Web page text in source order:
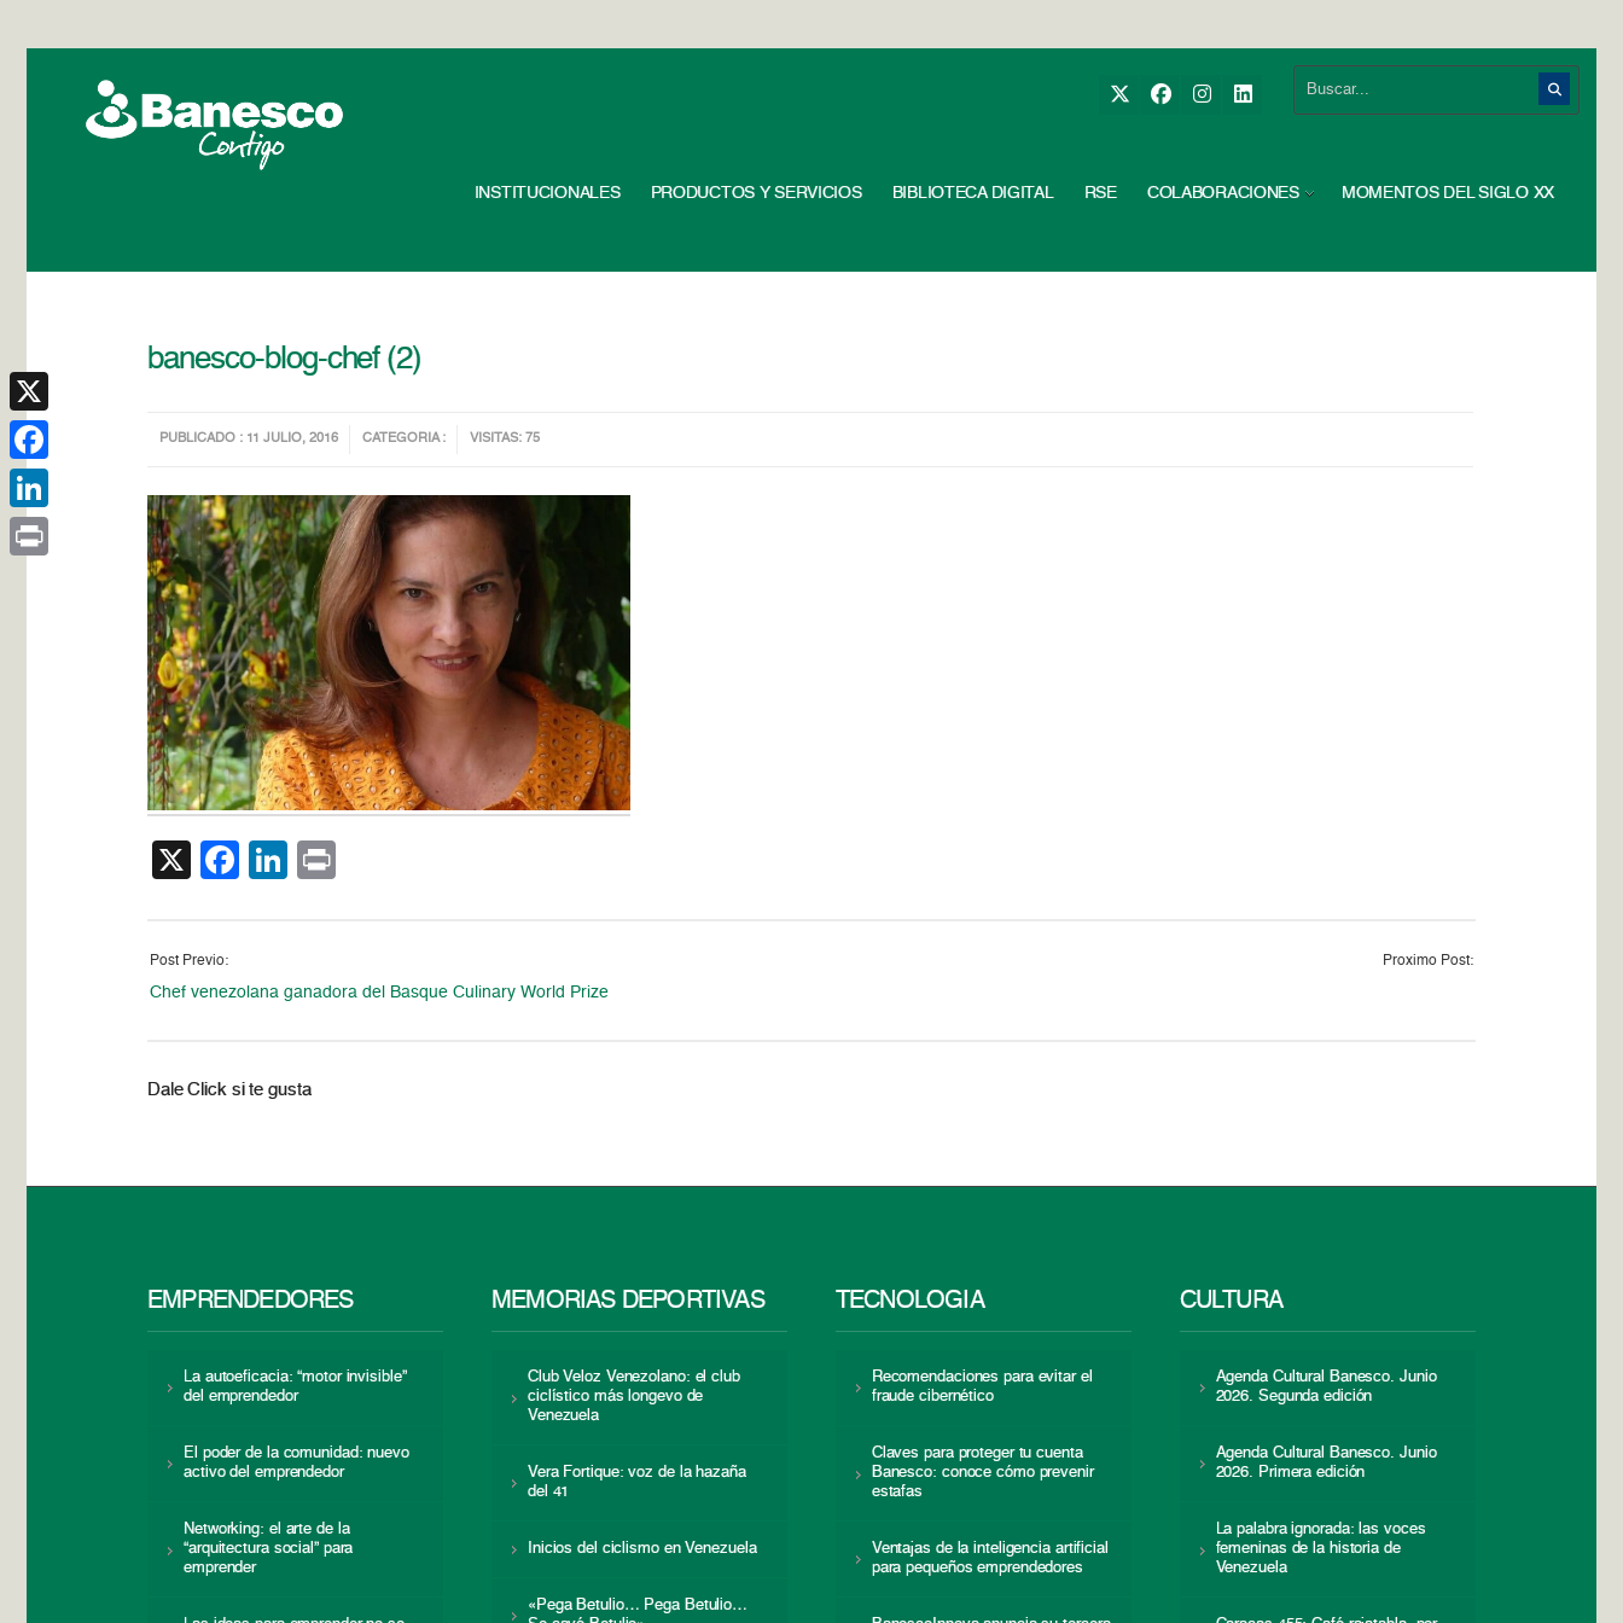
INSTITUCIONALES PRODUCTOS Y SERVICIOS BIBLIOTECA DIGITAL RSE COLABORACIONES MOMENTOS DEL SIGLO XX
banesco-blog-chef (2)
PUBLICADO : 11 JULIO, 2016 CATEGORIA : VISITAS: 75
X Facebook
LinkedIn
Post Previo:
Chef venezolana ganadora del Basque Culinary World Prize
Proximo Post:
Dale Click si te gusta
EMPRENDEDORES
La autoeficacia: “motor invisible”
del emprendedor
El poder de la comunidad: nuevo
activo del emprendedor
Networking: el arte de la
“arquitectura social” para
emprender
MEMORIAS DEPORTIVAS
Club Veloz Venezolano: el club
ciclístico más longevo de
Venezuela
Vera Fortique: voz de la hazaña
del 41
Inicios del ciclismo en Venezuela
«Pega Betulio… Pega Betulio…
TECNOLOGÍA
Recomendaciones para evitar el
fraude cibernético
Claves para proteger tu cuenta
Banesco: conoce cómo prevenir
estafas
Ventajas de la inteligencia artificial
para pequeños emprendedores
CULTURA
Agenda Cultural Banesco. Junio
2026. Segunda edición
Agenda Cultural Banesco. Junio
2026. Primera edición
La palabra ignorada: las voces
femeninas de la historia de
Venezuela
X
Facebook
LinkedIn